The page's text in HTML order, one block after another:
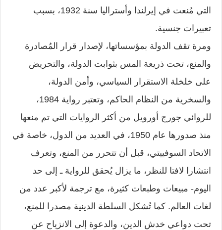
التي مُنعت في إيرلندا وأستراليا سنة 1932، بسبب
تعبيرات جنسية.
ومرة تقف الدولة بمؤسساتها، لإصدار قرار المُصادرة
والمنع، تحت ذريعة المس بثوابت الدولة، والتحريض
على خلخلة الاستقرار السياسي، وأمن الدولة،
والسخرية من النظام الحاكم، وتعتبر رواية 1984،
للروائي جورج أورويل من أكثر الروايات التي تم منعها
منذ صدورها عام 1950، في العديد من الدول، خاصة في
الاتحاد السوفييتي، قبل أن تتحرر من المنع، وتعرف
انتشارا لافتا للنظر، ما يزال يُحقق للرواية ـ إلى حد
اليوم- مبيعات وطبعات كثيرة، مع ترجمة لأكبر عدد من
لغات العالم. كما تُشكل السلطة الدينية مصدرا للمنع،
تحت دواعي خدش الدين، والدعوة إلى الانزياح عن